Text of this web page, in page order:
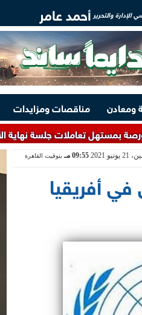
والتحرير أحمد عامر
ومعادن مناقصات ومزايدات
جلسة نهاية الأسبوع والتداولات
يونيو 2021 09:55 مـ بتوقيت القاهرة
في أفريقيا